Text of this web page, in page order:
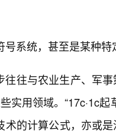
系统，甚至是某种特
往与农业生产、军
实用领域。“17c·1c
的计算公式，亦或